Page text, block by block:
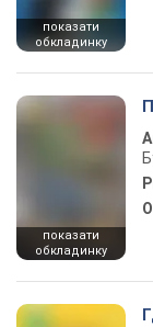
показати
обкладинку
показати
обкладинку